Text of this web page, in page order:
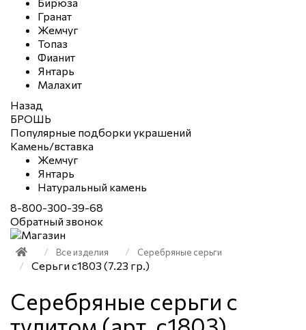
Бирюза
Гранат
Жемчуг
Топаз
Фианит
Янтарь
Малахит
Назад
БРОШЬ
Популярные подборки украшений
Камень/вставка
Жемчуг
Янтарь
Натуральный камень
8-800-300-39-68
Обратный звонок
Все изделия Серебряные серьги
Серьги с1803 (7.23 гр.)
Серебряные серьги с